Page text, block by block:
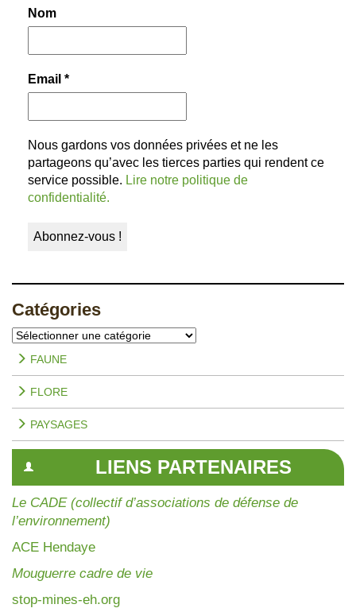
Nom
Email *
Nous gardons vos données privées et ne les
partageons qu’avec les tierces parties qui rendent ce
service possible. Lire notre politique de
confidentialité.
Catégories
Catégories
FAUNE
FLORE
PAYSAGES
LIENS PARTENAIRES
Le CADE (collectif d’associations de défense de
l’environnement)
ACE Hendaye
Mouguerre cadre de vie
stop-mines-eh.org